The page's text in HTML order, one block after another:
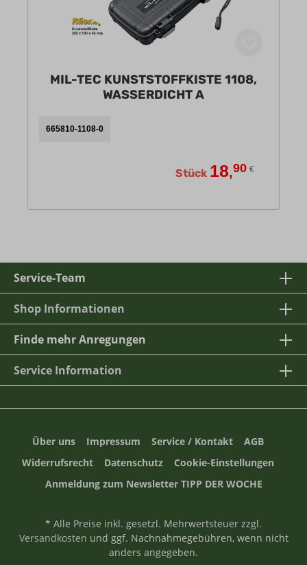
MIL-TEC KUNSTSTOFFKISTE 1108,
WASSERDICHT A
665810-1108-0
Stück 18,90 €
Service-Team
Shop Informationen
Finde mehr Anregungen
Service Information
Über uns Impressum Service / Kontakt
AGB
Widerrufsrecht
Datenschutz
Cookie-Einstellungen
Anmeldung zum Newsletter TIPP DER WOCHE
* Alle Preise inkl. gesetzl. Mehrwertsteuer zzgl.
Versandkosten und ggf. Nachnahmegebühren, wenn nicht
anders angegeben.